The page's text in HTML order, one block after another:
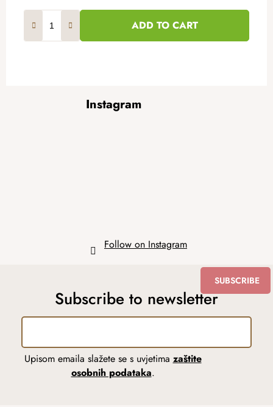
ADD TO CART
Instagram
Follow on Instagram
Subscribe to newsletter
Upisom emaila slažete se s uvjetima zaštite
osobnih podataka.
SUBSCRIBE